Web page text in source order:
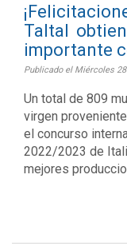
Taltal
importante
Publicado el Miércoles
Un total de 809
virgen
el concurso
2022/2023 de
mejores